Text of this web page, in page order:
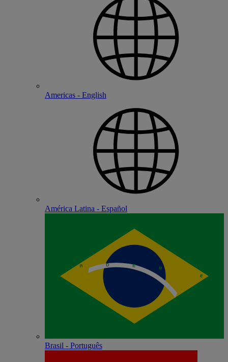
Americas - English
América Latina - Español
Brasil - Português